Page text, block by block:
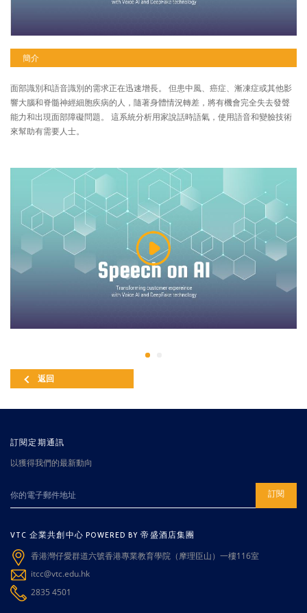
簡介
面部識別和語音識別的需求正在迅速增長。 但患中風、癌症、漸凍症或其他影
響大腦和脊髓神經細胞疾病的人，隨著身體情況轉差，將有機會完全失去發聲
能力和出現面部障礙問題。 這系統分析用家說話時語氣，使用語音和變臉技術
來幫助有需要人士。
返回
訂閱定期通訊
以獲得我們的最新動向
訂閱
VTC 企業共創中心 POWERED BY 帝盛酒店集團
香港灣仔愛群道六號香港專業教育學院（摩理臣山）一樓116室
itcc@vtc.edu.hk
2835 4501